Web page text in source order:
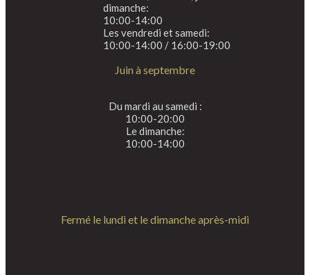
dimanche:
10:00-14:00
Les vendredi et samedi:
10:00-14:00 / 16:00-19:00
Juin à septembre
Du mardi au samedi :
10:00-20:00
Le dimanche:
10:00-14:00
Fermé le lundi et le dimanche après-midi